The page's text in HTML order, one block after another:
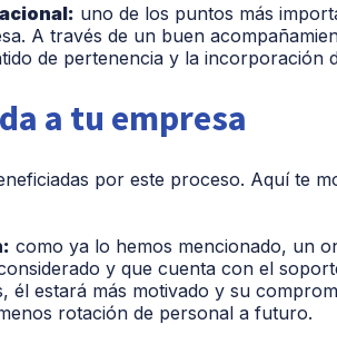
uno de los puntos más
A través de un buen
de pertenencia y la incorporación
a tu empresa
por este proceso. Aquí te
como ya lo hemos mencionado, un
y que cuenta con el
él estará más motivado y su
rotación de personal a futuro.